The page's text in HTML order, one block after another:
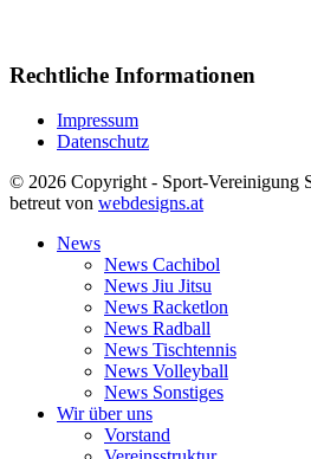
Rechtliche Informationen
Impressum
Datenschutz
© 2026 Copyright - Sport-Vereinigung
betreut von webdesigns.at
News
News Cachibol
News Jiu Jitsu
News Racketlon
News Radball
News Tischtennis
News Volleyball
News Sonstiges
Wir über uns
Vorstand